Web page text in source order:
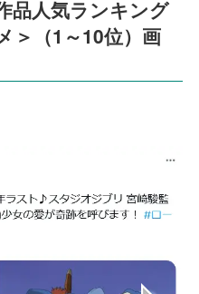
品人気ランキング
＞（1～10位）画